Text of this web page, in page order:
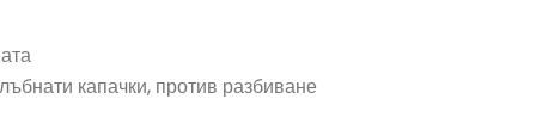
капачки, против разбиване